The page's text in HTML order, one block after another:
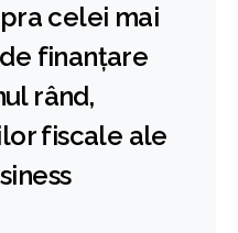
celei mai
finanțare
rând,
fiscale ale